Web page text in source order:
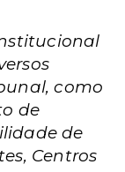
como
de
de
Centros